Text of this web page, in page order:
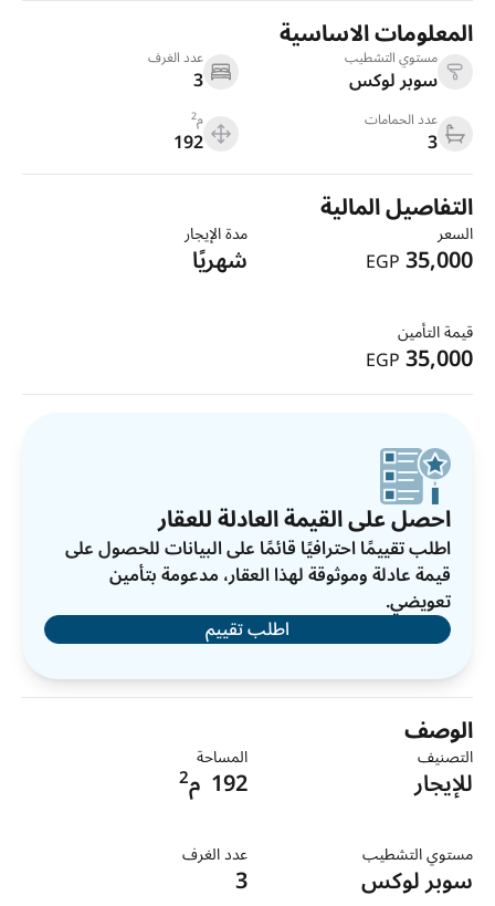
المعلومات الاساسية
مستوي التشطيب
سوبر لوكس
عدد الغرف
3
عدد الحمامات
3
م2
192
التفاصيل المالية
السعر
35,000
EGP
مدة الإيجار
شهريًا
قيمة التأمين
35,000
EGP
احصل على القيمة العادلة للعقار
اطلب تقييمًا احترافيًا قائمًا على البيانات للحصول على
قيمة عادلة وموثوقة لهذا العقار، مدعومة بتأمين
تعويضي.
اطلب تقييم
الوصف
التصنيف
للإيجار
المساحة
192 م2
مستوي التشطيب
سوبر لوكس
عدد الغرف
3